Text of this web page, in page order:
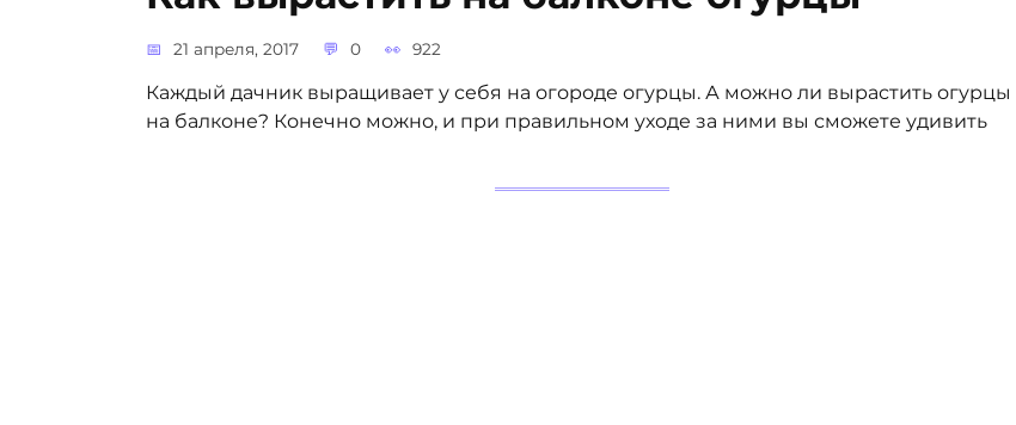
21 апреля, 2017 0 922
Каждый дачник выращивает у себя на огороде огурцы. А можно ли вырастить огурцы
на балконе? Конечно можно, и при правильном уходе за ними вы сможете удивить